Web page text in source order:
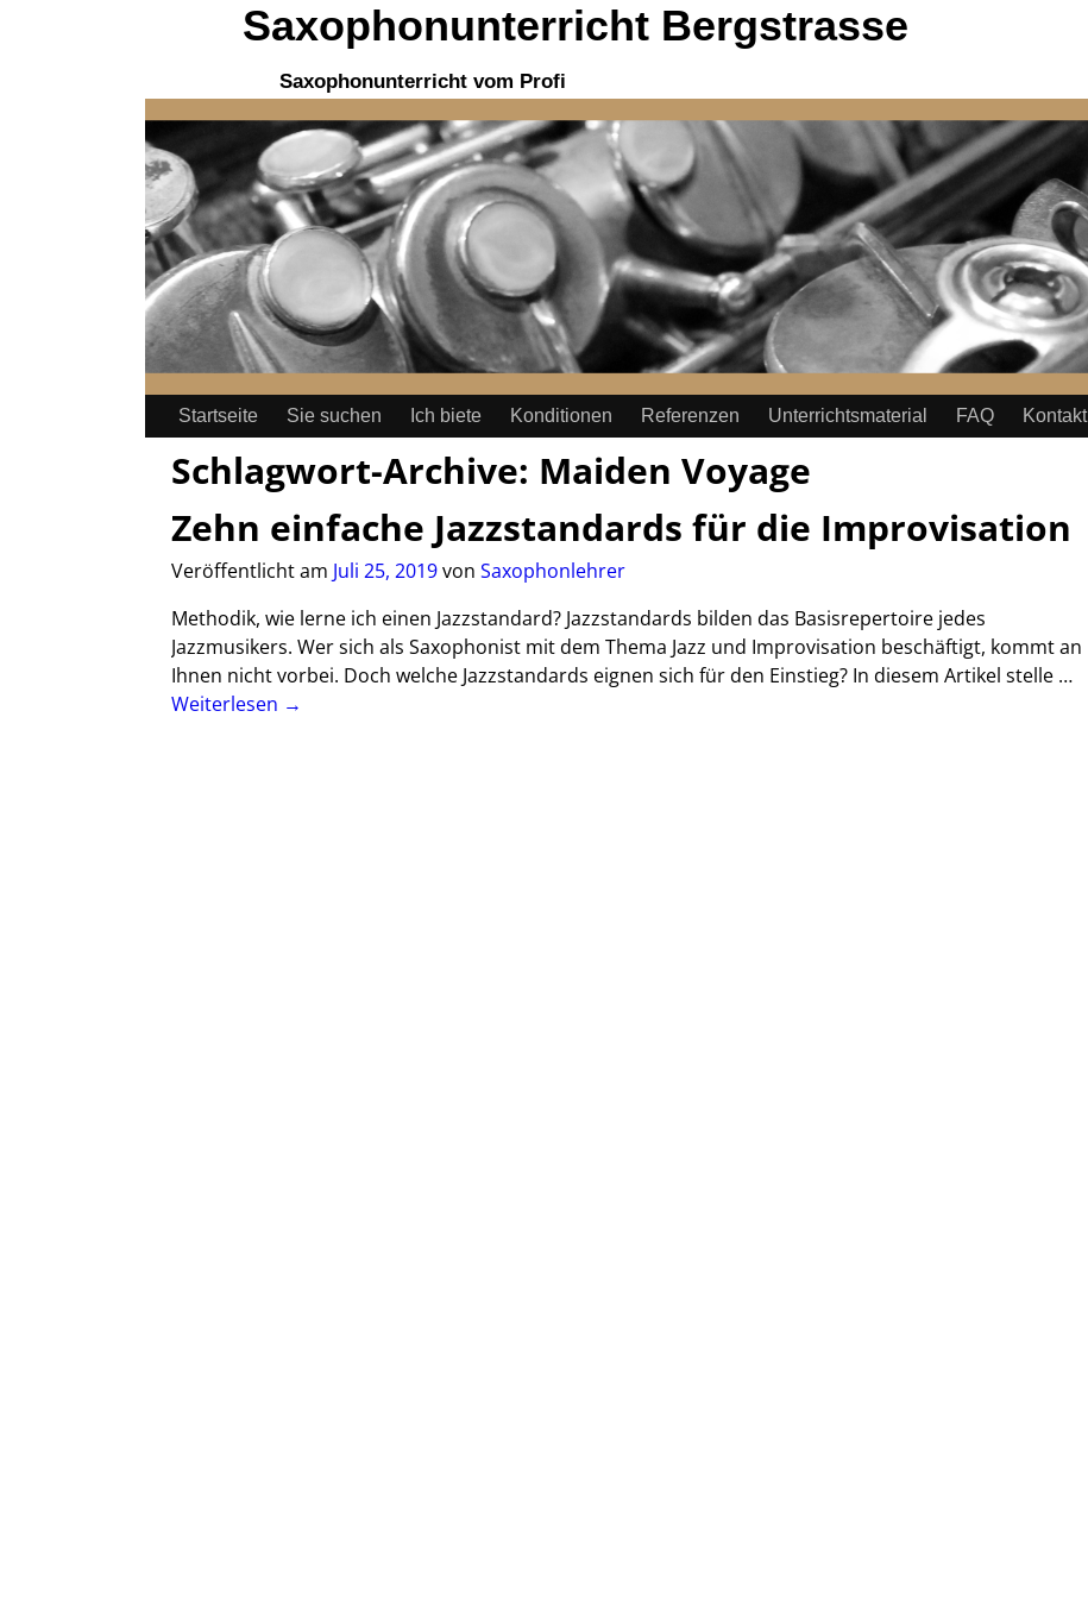
Saxophonunterricht Bergstrasse
Saxophonunterricht vom Profi
Startseite Sie suchen Ich biete Konditionen Referenzen Unterrichtsmaterial FAQ Kontakt
Schlagwort-Archive: Maiden Voyage
Zehn einfache Jazzstandards für die Improvisation
Veröffentlicht am Juli 25, 2019von Saxophonlehrer
Methodik, wie lerne ich einen Jazzstandard? Jazzstandards bilden das Basisrepertoire jedes
Jazzmusikers. Wer sich als Saxophonist mit dem Thema Jazz und Improvisation beschäftigt, kommt an
Ihnen nicht vorbei. Doch welche Jazzstandards eignen sich für den Einstieg? In diesem Artikel stelle …
Weiterlesen →